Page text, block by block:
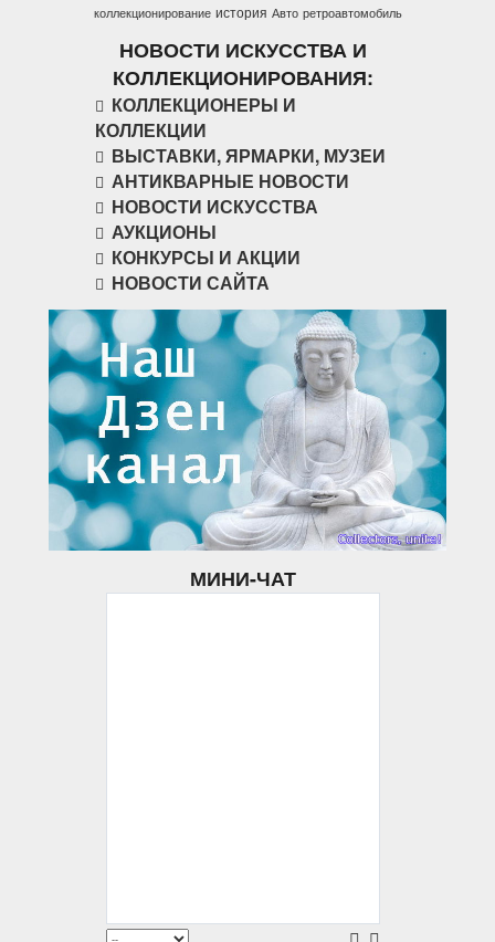
коллекционирование история Авто ретроавтомобиль
НОВОСТИ ИСКУССТВА И
КОЛЛЕКЦИОНИРОВАНИЯ:
КОЛЛЕКЦИОНЕРЫ И
КОЛЛЕКЦИИ
ВЫСТАВКИ, ЯРМАРКИ, МУЗЕИ
АНТИКВАРНЫЕ НОВОСТИ
НОВОСТИ ИСКУССТВА
АУКЦИОНЫ
КОНКУРСЫ И АКЦИИ
НОВОСТИ САЙТА
МИНИ-ЧАТ